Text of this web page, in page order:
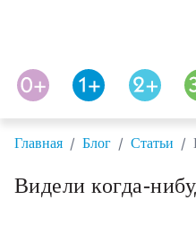
Главная / Блог / Статьи /
Видели когда-